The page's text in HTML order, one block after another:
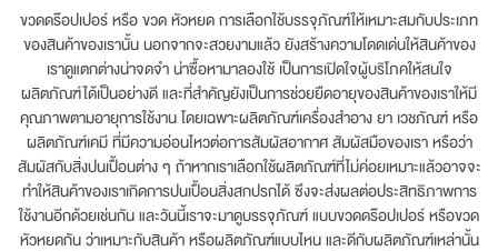
ขวดดร๊อปเปอร์ หรือ ขวด หัวหยด การเลือกใช้บรรจุภัณฑ์ให้เหมาะสมกับประเภท
ของสินค้าของเรานั้น นอกจากจะสวยงามแล้ว ยังสร้างความโดดเด่นให้สินค้าของ
เราดูแตกต่างน่าจดจำ น่าซื้อหามาลองใช้ เป็นการเปิดใจผู้บริโภคให้สนใจ
ผลิตภัณฑ์ได้เป็นอย่างดี และที่สำคัญยังเป็นการช่วยยืดอายุของสินค้าของเราให้มี
คุณภาพตามอายุการใช้งาน โดยเฉพาะผลิตภัณฑ์เครื่องสำอาง ยา เวชภัณฑ์ หรือ
ผลิตภัณฑ์เคมี ที่มีความอ่อนไหวต่อการสัมผัสอากาศ สัมผัสมือของเรา หรือว่า
สัมผัสกับสิ่งปนเปื้อนต่าง ๆ ถ้าหากเราเลือกใช้ผลิตภัณฑ์ที่ไม่ค่อยเหมาะแล้วอาจจะ
ทำให้สินค้าของเราเกิดการปนเปื้อนสิ่งสกปรกได้ ซึงจะส่งผลต่อประสิทธิภาพการ
ใช้งานอีกด้วยเช่นกัน และวันนี้เราจะมาดูบรรจุภัณฑ์ แบบขวดดร๊อปเปอร์ หรือขวด
หัวหยดกัน ว่าเหมาะกับสินค้า หรือผลิตภัณฑ์แบบไหน และดีกับผลิตภัณฑ์เหล่านั้น